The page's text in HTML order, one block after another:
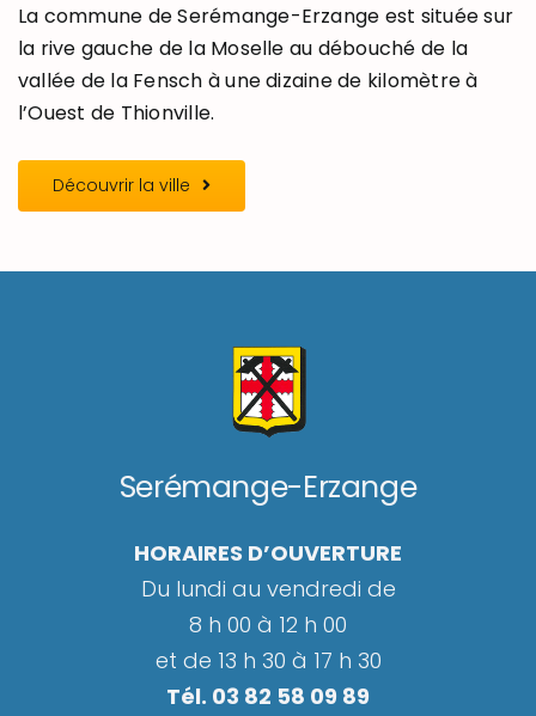
La commune de Serémange-Erzange est située sur
la rive gauche de la Moselle au débouché de la
vallée de la Fensch à une dizaine de kilomètre à
l’Ouest de Thionville.
Découvrir la ville
Serémange-Erzange
HORAIRES D’OUVERTURE
Du lundi au vendredi de
8 h 00 à 12 h 00
et de 13 h 30 à 17 h 30
Tél. 03 82 58 09 89